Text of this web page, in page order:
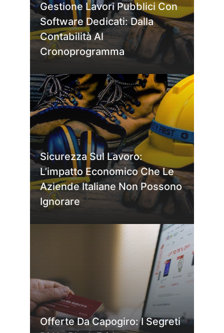
Gestione Lavori Pubblici Con
Software Dedicati: Dalla
Contabilità Al
Cronoprogramma
Sicurezza Sul Lavoro:
L’impatto Economico Che Le
Aziende Italiane Non Possono
Ignorare
Offerte Da Capogiro: I Segreti